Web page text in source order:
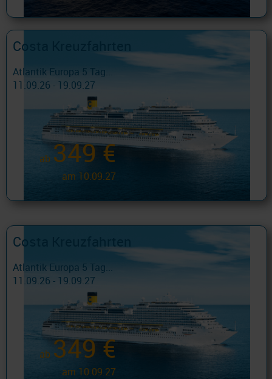
Costa Kreuzfahrten
Atlantik Europa 5 Tag...
11.09.26 - 19.09.27
ab 349 €
am 10.09.27
Costa Kreuzfahrten
Atlantik Europa 5 Tag...
11.09.26 - 19.09.27
ab 349 €
am 10.09.27